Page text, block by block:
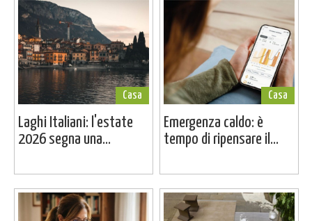
Casa
Laghi Italiani: l'estate
2026 segna una...
Casa
Emergenza caldo: è
tempo di ripensare il...